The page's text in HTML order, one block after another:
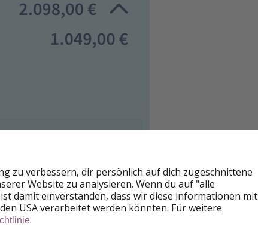
zu verbessern, dir persönlich auf dich zugeschnittene
Website zu analysieren. Wenn du auf "alle
damit einverstanden, dass wir diese informationen mit
USA verarbeitet werden könnten. Für weitere
.